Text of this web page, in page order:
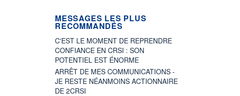
MESSAGES LES PLUS
RECOMMANDÉS
C'EST LE MOMENT DE REPRENDRE
CONFIANCE EN CRSI : SON
POTENTIEL EST ÉNORME
ARRÊT DE MES COMMUNICATIONS -
JE RESTE NÉANMOINS ACTIONNAIRE
DE 2CRSI